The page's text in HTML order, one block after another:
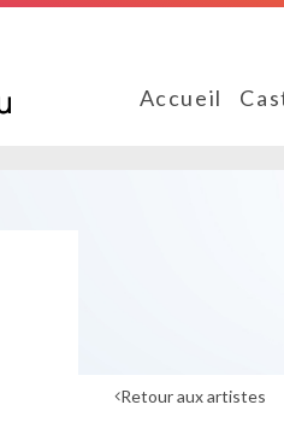
Accueil
Retour aux artistes